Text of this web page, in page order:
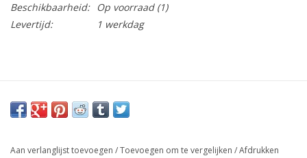
Beschikbaarheid:
Op voorraad(1)
Levertijd:
1 werkdag
Aan verlanglijst toevoegen /Toevoegen om te vergelijken /Afdrukken